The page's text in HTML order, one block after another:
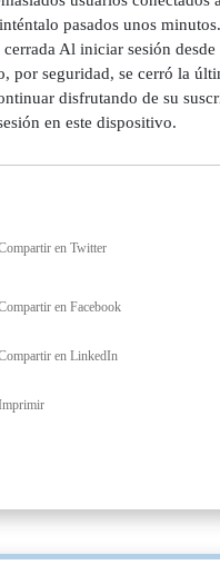
pasados unos
cerrada Al iniciar sesión
por seguridad, se cerró la
disfrutando de su
en este dispositivo.
en Twitter
en Facebook
en LinkedIn